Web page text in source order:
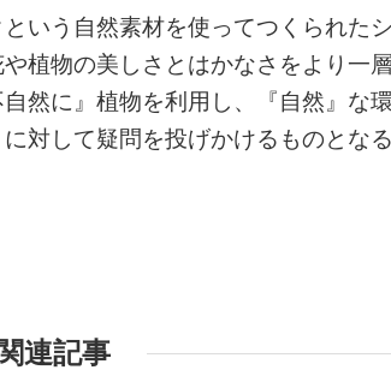
いう自然素材を使ってつくられた
植物の美しさとはかなさをより一
然に』植物を利用し、『自然』な
対して疑問を投げかけるものとなる
連記事